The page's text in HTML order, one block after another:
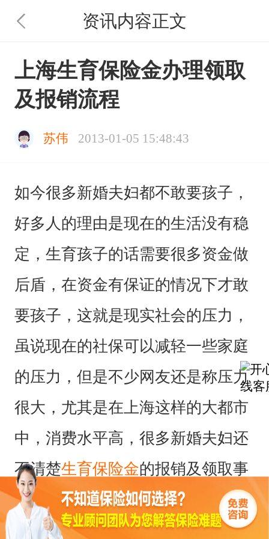
资讯内容正文
上海生育保险金办理领取
及报销流程
苏伟 2013-01-05 15:48:43
如今很多新婚夫妇都不敢要孩子，
好多人的理由是现在的生活没有稳
定，生育孩子的话需要很多资金做
后盾，在资金有保证的情况下才敢
要孩子，这就是现实社会的压力，
虽说现在的社保可以减轻一些家庭
的压力，但是不少网友还是称压力
很大，尤其是在上海这样的大都市
中，消费水平高，很多新婚夫妇还
不清楚生育保险金的报销及领取事
宜。